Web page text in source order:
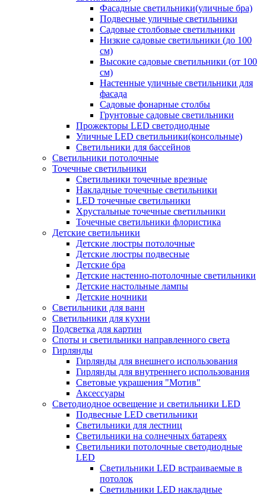
Фасадные светильники(уличные бра)
Подвесные уличные светильники
Садовые столбовые светильники
Низкие садовые светильники (до 100
см)
Высокие садовые светильники (от 100
см)
Настенные уличные светильники для
фасада
Садовые фонарные столбы
Грунтовые садовые светильники
Прожекторы LED светодиодные
Уличные LED светильники(консольные)
Светильники для бассейнов
Светильники потолочные
Точечные светильники
Светильники точечные врезные
Накладные точечные светильники
LED точечные светильники
Хрустальные точечные светильники
Точечные светильники флористика
Детские светильники
Детские люстры потолочные
Детские люстры подвесные
Детские бра
Детские настенно-потолочные светильники
Детские настольные лампы
Детские ночники
Светильники для ванн
Светильники для кухни
Подсветка для картин
Споты и светильники направленного света
Гирлянды
Гирлянды для внешнего использования
Гирлянды для внутреннего использования
Световые украшения "Мотив"
Аксессуары
Светодиодное освещение и светильники LED
Подвесные LED светильники
Светильники для лестниц
Светильники на солнечных батареях
Светильники потолочные светодиодные
LED
Cветильники LED встраиваемые в
потолок
Светильники LED накладные